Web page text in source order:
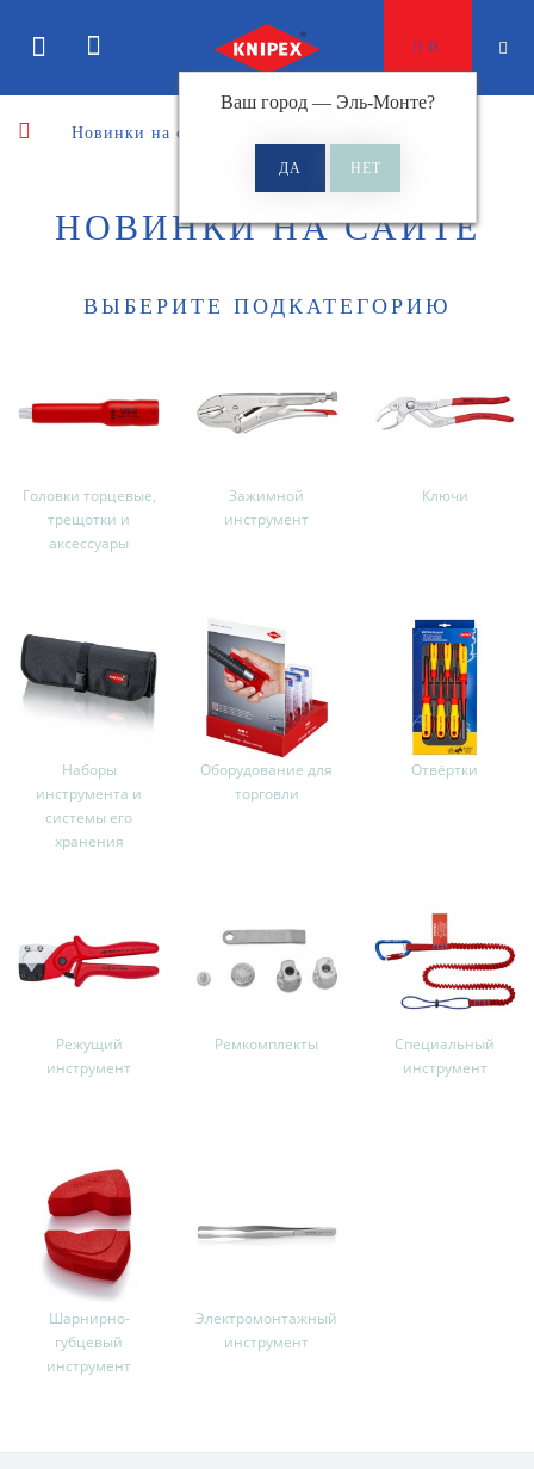
Ваш город — Эль-Монте?
0
Новинки на сайте
НОВИНКИ НА САЙТЕ
ВЫБЕРИТЕ ПОДКАТЕГОРИЮ
Головки торцевые,
трещотки и
аксессуары
Зажимной
инструмент
Ключи
Наборы
инструмента и
системы его
хранения
Оборудование для
торговли
Отвёртки
Режущий
инструмент
Ремкомплекты
Специальный
инструмент
Шарнирно-
губцевый
инструмент
Электромонтажный
инструмент